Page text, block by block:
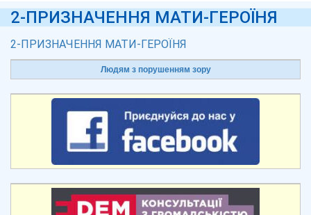
2-ПРИЗНАЧЕННЯ МАТИ-ГЕРОЇНЯ
2-ПРИЗНАЧЕННЯ МАТИ-ГЕРОЇНЯ
Людям з порушенням зору